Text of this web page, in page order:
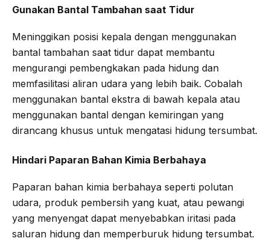
Gunakan Bantal Tambahan saat Tidur
Meninggikan posisi kepala dengan menggunakan
bantal tambahan saat tidur dapat membantu
mengurangi pembengkakan pada hidung dan
memfasilitasi aliran udara yang lebih baik. Cobalah
menggunakan bantal ekstra di bawah kepala atau
menggunakan bantal dengan kemiringan yang
dirancang khusus untuk mengatasi hidung tersumbat.
Hindari Paparan Bahan Kimia Berbahaya
Paparan bahan kimia berbahaya seperti polutan
udara, produk pembersih yang kuat, atau pewangi
yang menyengat dapat menyebabkan iritasi pada
saluran hidung dan memperburuk hidung tersumbat.